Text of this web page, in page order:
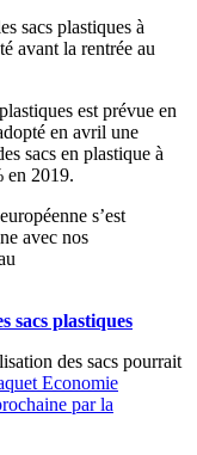
sacs plastiques à
avant la rentrée au
plastiques est prévue en
en avril une
sacs en plastique à
en 2019.
s’est
avec nos
sacs plastiques
des sacs pourrait
Economie
par la